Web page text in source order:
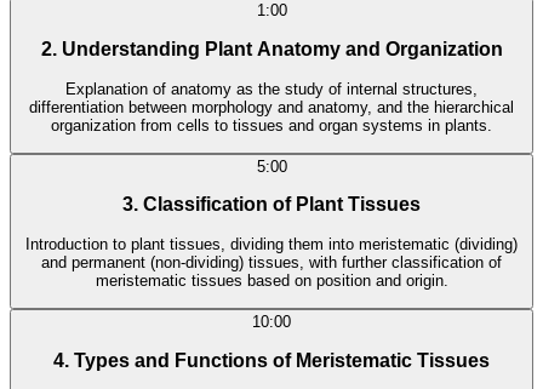
1:00
2. Understanding Plant Anatomy and Organization
Explanation of anatomy as the study of internal structures,
differentiation between morphology and anatomy, and the hierarchical
organization from cells to tissues and organ systems in plants.
5:00
3. Classification of Plant Tissues
Introduction to plant tissues, dividing them into meristematic (dividing)
and permanent (non-dividing) tissues, with further classification of
meristematic tissues based on position and origin.
10:00
4. Types and Functions of Meristematic Tissues